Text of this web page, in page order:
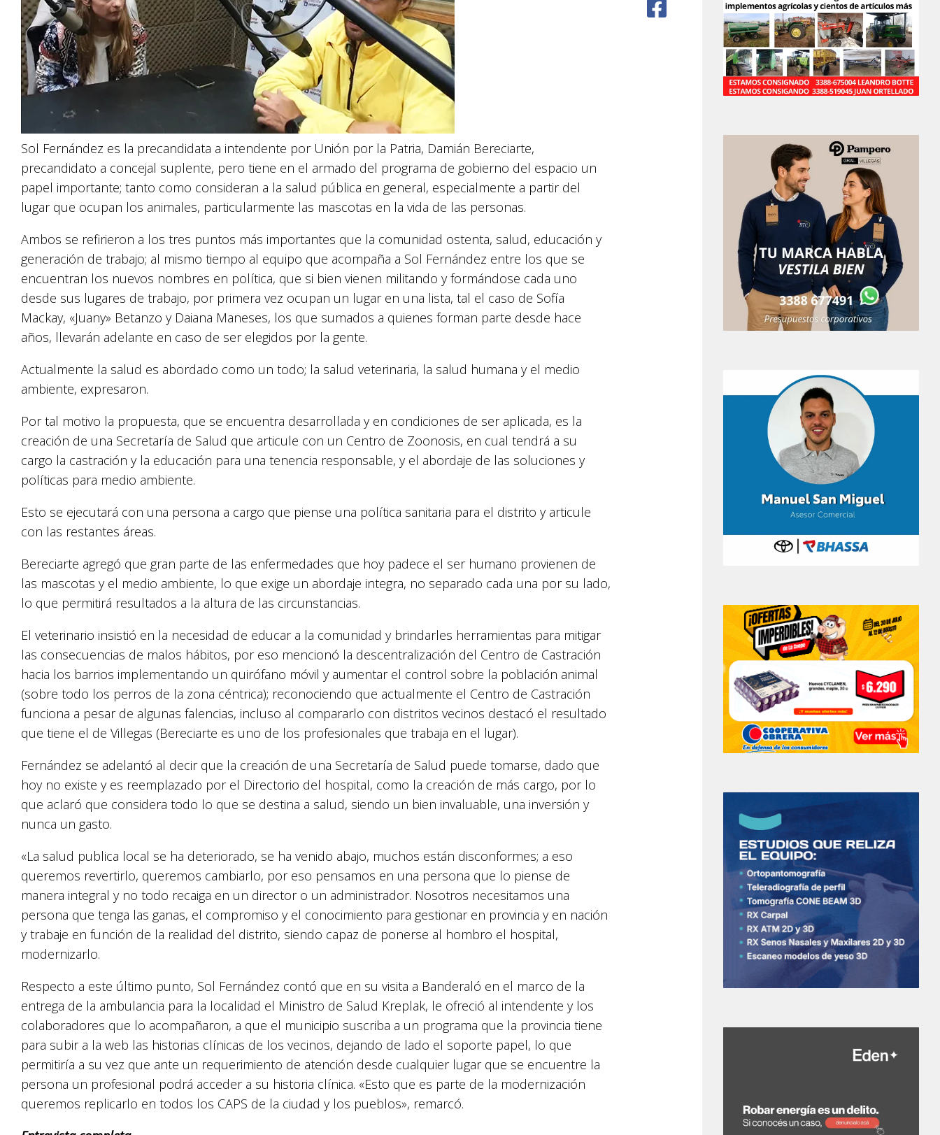
Sol Fernández es la precandidata a intendente por Unión por la Patria, Damián Bereciarte,
precandidato a concejal suplente, pero tiene en el armado del programa de gobierno del espacio un
papel importante; tanto como consideran a la salud pública en general, especialmente a partir del
lugar que ocupan los animales, particularmente las mascotas en la vida de las personas.
Ambos se refirieron a los tres puntos más importantes que la comunidad ostenta, salud, educación y
generación de trabajo; al mismo tiempo al equipo que acompaña a Sol Fernández entre los que se
encuentran los nuevos nombres en política, que si bien vienen militando y formándose cada uno
desde sus lugares de trabajo, por primera vez ocupan un lugar en una lista, tal el caso de Sofía
Mackay, «Juany» Betanzo y Daiana Maneses, los que sumados a quienes forman parte desde hace
años, llevarán adelante en caso de ser elegidos por la gente.
Actualmente la salud es abordado como un todo; la salud veterinaria, la salud humana y el medio
ambiente, expresaron.
Por tal motivo la propuesta, que se encuentra desarrollada y en condiciones de ser aplicada, es la
creación de una Secretaría de Salud que articule con un Centro de Zoonosis, en cual tendrá a su
cargo la castración y la educación para una tenencia responsable, y el abordaje de las soluciones y
políticas para medio ambiente.
Esto se ejecutará con una persona a cargo que piense una política sanitaria para el distrito y articule
con las restantes áreas.
Bereciarte agregó que gran parte de las enfermedades que hoy padece el ser humano provienen de
las mascotas y el medio ambiente, lo que exige un abordaje integra, no separado cada una por su lado,
lo que permitirá resultados a la altura de las circunstancias.
El veterinario insistió en la necesidad de educar a la comunidad y brindarles herramientas para mitigar
las consecuencias de malos hábitos, por eso mencionó la descentralización del Centro de Castración
hacia los barrios implementando un quirófano móvil y aumentar el control sobre la población animal
(sobre todo los perros de la zona céntrica); reconociendo que actualmente el Centro de Castración
funciona a pesar de algunas falencias, incluso al compararlo con distritos vecinos destacó el resultado
que tiene el de Villegas (Bereciarte es uno de los profesionales que trabaja en el lugar).
Fernández se adelantó al decir que la creación de una Secretaría de Salud puede tomarse, dado que
hoy no existe y es reemplazado por el Directorio del hospital, como la creación de más cargo, por lo
que aclaró que considera todo lo que se destina a salud, siendo un bien invaluable, una inversión y
nunca un gasto.
«La salud publica local se ha deteriorado, se ha venido abajo, muchos están disconformes; a eso
queremos revertirlo, queremos cambiarlo, por eso pensamos en una persona que lo piense de
manera integral y no todo recaiga en un director o un administrador. Nosotros necesitamos una
persona que tenga las ganas, el compromiso y el conocimiento para gestionar en provincia y en nación
y trabaje en función de la realidad del distrito, siendo capaz de ponerse al hombro el hospital,
modernizarlo.
Respecto a este último punto, Sol Fernández contó que en su visita a Banderaló en el marco de la
entrega de la ambulancia para la localidad el Ministro de Salud Kreplak, le ofreció al intendente y los
colaboradores que lo acompañaron, a que el municipio suscriba a un programa que la provincia tiene
para subir a la web las historias clínicas de los vecinos, dejando de lado el soporte papel, lo que
permitiría a su vez que ante un requerimiento de atención desde cualquier lugar que se encuentre la
persona un profesional podrá acceder a su historia clínica. «Esto que es parte de la modernización
queremos replicarlo en todos los CAPS de la ciudad y los pueblos», remarcó.